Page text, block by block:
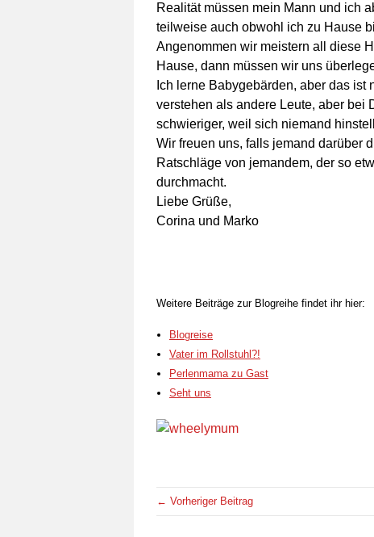
Realität müssen mein Mann und ich
teilweise auch obwohl ich zu Hause
Angenommen wir meistern all diese
Hause, dann müssen wir uns
Ich lerne Babygebärden, aber das
verstehen als andere Leute, aber bei
schwieriger, weil sich niemand
Wir freuen uns, falls jemand darüber
Ratschläge von jemandem, der so
durchmacht.
Liebe Grüße,
Corina und Marko
Weitere Beiträge zur Blogreihe findet ihr hier:
Blogreise
Vater im Rollstuhl?!
Perlenmama zu Gast
Seht uns
← Vorheriger Beitrag